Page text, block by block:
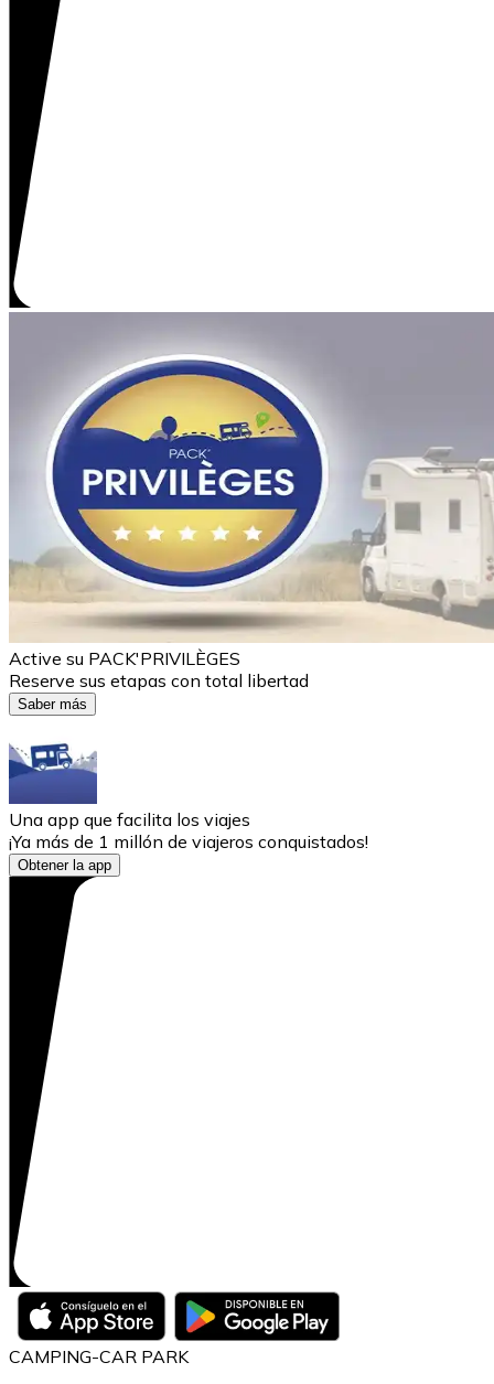
Active su PACK'PRIVILÈGES
Reserve sus etapas con total libertad
Saber más
Una app que facilita los viajes
¡Ya más de 1 millón de viajeros conquistados!
Obtener la app
CAMPING-CAR PARK